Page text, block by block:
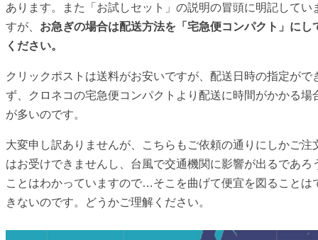
あります。また「お試しセット」の説明の冒頭に明記してい
すが、 お急ぎの場合は配送方法を「宅急便コンパクト」にし
ください。
クリックポストは送料がお安いですが、配送日時の指定がで
ず、クロネコの宅急便コンパクトより配送に時間がかかる場
が多いのです。
大変申し訳ありませんが、こちらもご依頼の通りにしかご注
はお受けできませんし、台風で交通機関に影響が出るであろ
ことはわかっていますので…そこを曲げて便宜を図ることは
きないのです。どうかご理解ください。